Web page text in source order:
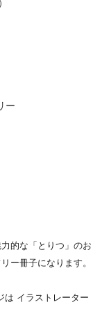
ー
的な「とりつ」のお
ー冊子になります。